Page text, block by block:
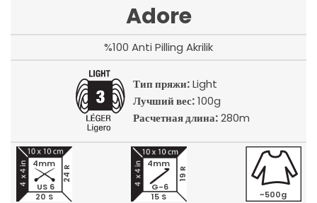
Adore
%100 Anti Pilling Akrilik
Тип пряжи:Light
Лучший вес:100g
Расчетная длина:280m
20 S
24 R
4mm
US 6
15 S
19 R
4mm
G-6
~500g